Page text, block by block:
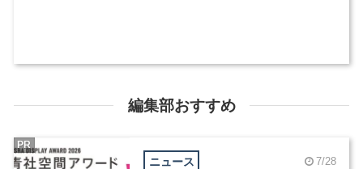
編集部おすすめ
ニュース 7/28
PR